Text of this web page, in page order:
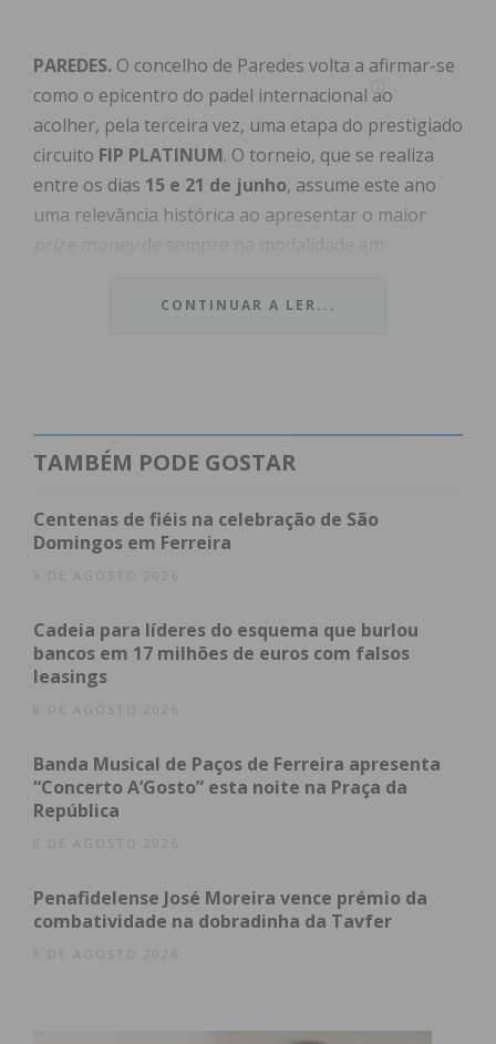
PAREDES. O concelho de Paredes volta a afirmar-se
como o epicentro do padel internacional ao
acolher, pela terceira vez, uma etapa do prestigiado
circuito FIP PLATINUM. O torneio, que se realiza
entre os dias 15 e 21 de junho, assume este ano
uma relevância histórica ao apresentar o maior
Instituto Português do Desporto e da Juventude
(TPNP).
Índice
Um torneio inclusivo: Da elite ao desporto amador
Subscreva a newsletter do Imediato
estrelas mundiais
Para responder às exigências logísticas de um
estacionamento foi instalada uma estrutura
CONTINUAR A LER...
TAMBÉM PODE GOSTAR
Centenas de fiéis na celebração de São
Domingos em Ferreira
9 DE AGOSTO 2026
Cadeia para líderes do esquema que burlou
bancos em 17 milhões de euros com falsos
leasings
8 DE AGOSTO 2026
Banda Musical de Paços de Ferreira apresenta
“Concerto A’Gosto” esta noite na Praça da
República
8 DE AGOSTO 2026
Penafidelense José Moreira vence prémio da
combatividade na dobradinha da Tavfer
8 DE AGOSTO 2026